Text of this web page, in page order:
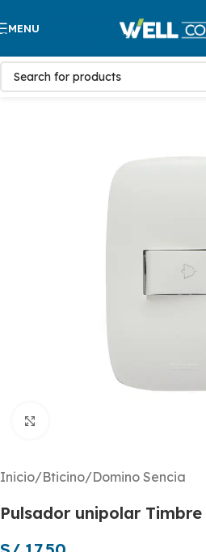
Skip to main content
MENU
Inicio/Bticino/Domino Sencia
Pulsador unipolar Timbre